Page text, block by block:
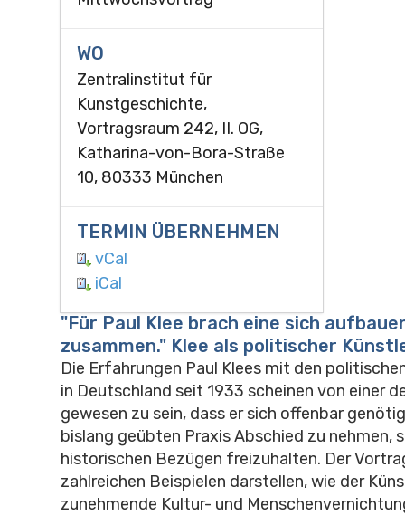
WO
Zentralinstitut für
Kunstgeschichte,
Vortragsraum 242, II. OG,
Katharina-von-Bora-Straße
10, 80333 München
TERMIN ÜBERNEHMEN
vCal
iCal
"Für Paul Klee brach eine sich
zusammen." Klee als politischer
Die Erfahrungen Paul Klees mit den
in Deutschland seit 1933 scheinen von einer
gewesen zu sein, dass er sich offenbar
bislang geübten Praxis Abschied zu nehmen,
historischen Bezügen freizuhalten. Der
zahlreichen Beispielen darstellen, wie der
zunehmende Kultur- und